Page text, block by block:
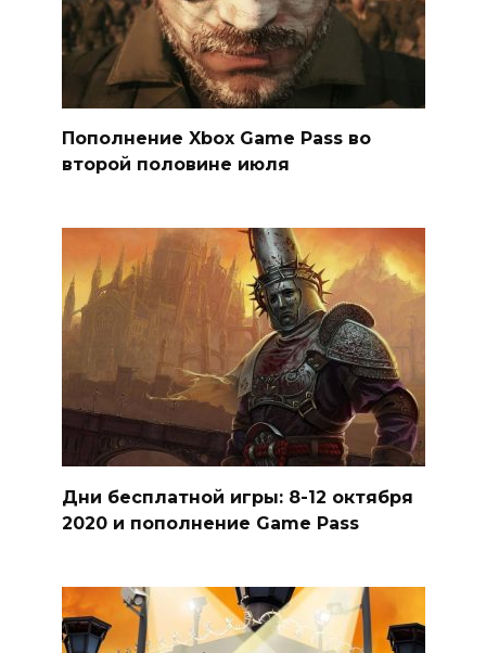
Пополнение Xbox Game Pass во
второй половине июля
Дни бесплатной игры: 8-12 октября
2020 и пополнение Game Pass